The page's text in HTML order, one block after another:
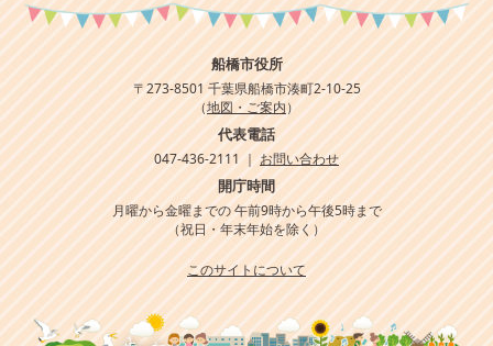
船橋市役所
〒273-8501 千葉県船橋市湊町2-10-25
（地図・ご案内）
代表電話
047-436-2111 ｜ お問い合わせ
開庁時間
月曜から金曜までの 午前9時から午後5時まで
（祝日・年末年始を除く）
このサイトについて